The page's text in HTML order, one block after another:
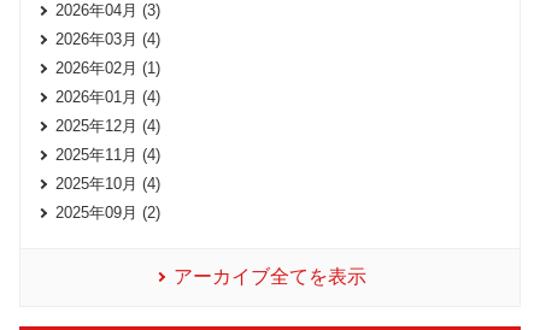
2026年04月 (3)
2026年03月 (4)
2026年02月 (1)
2026年01月 (4)
2025年12月 (4)
2025年11月 (4)
2025年10月 (4)
2025年09月 (2)
アーカイブ全てを表示